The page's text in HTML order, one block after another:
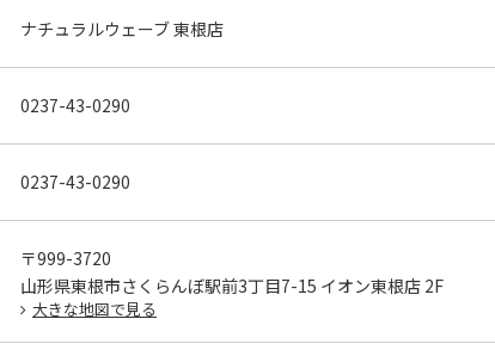
ナチュラルウェーブ 東根店
0237-43-0290
0237-43-0290
〒999-3720
山形県東根市さくらんぼ駅前3丁目7-15 イオン東根店 2F
大きな地図で見る